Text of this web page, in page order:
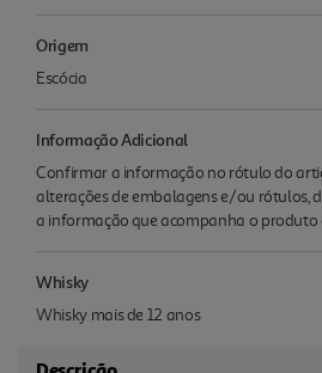
Origem
Escócia
Informação Adicional
Confirmar a informação no rótulo do
alterações de embalagens e/ou rótulos,
a informação que acompanha o produto
Whisky
Whisky mais de 12 anos